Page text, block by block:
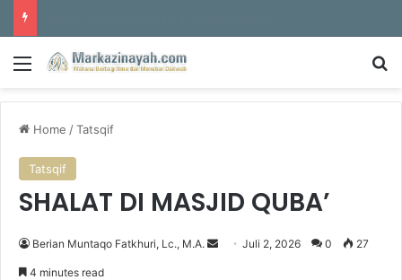
Menu
Home /Tatsqif
Tatsqif
SHALAT DI MASJID QUBA’
Berian Muntaqo Fatkhuri, Lc., M.A. Juli 2, 2026 0 27
4 minutes read